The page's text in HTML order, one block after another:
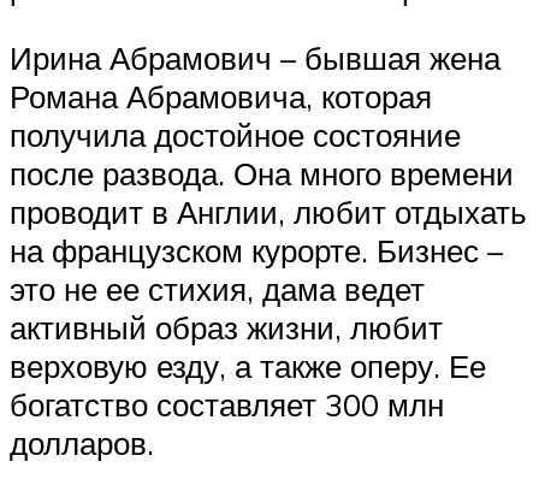
Ирина Абрамович – бывшая жена
Романа Абрамовича, которая
получила достойное состояние
после развода. Она много времени
проводит в Англии, любит отдыхать
на французском курорте. Бизнес –
это не ее стихия, дама ведет
активный образ жизни, любит
верховую езду, а также оперу. Ее
богатство составляет 300 млн
долларов.